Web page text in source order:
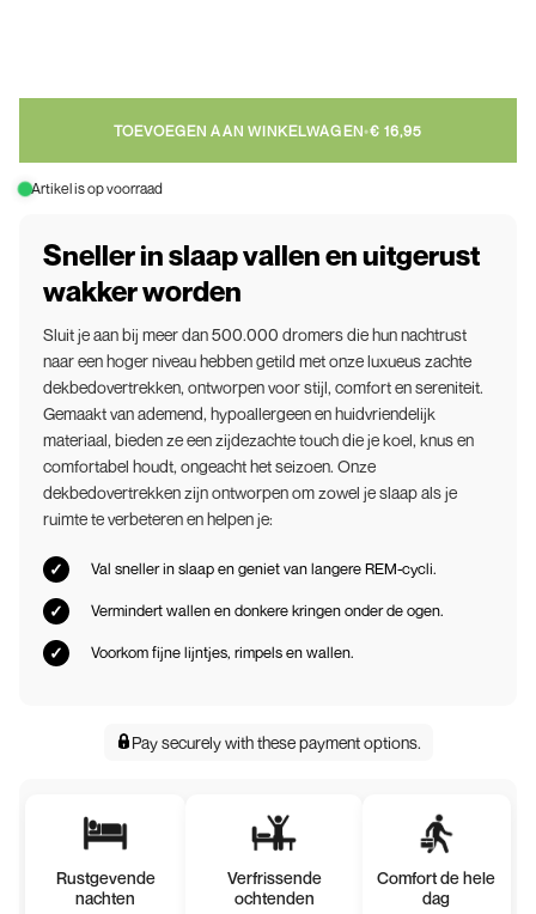
TOEVOEGEN AAN WINKELWAGEN•€ 16,95
Artikel is op voorraad
Sneller in slaap vallen en uitgerust
wakker worden
Sluit je aan bij meer dan 500.000 dromers die hun nachtrust
naar een hoger niveau hebben getild met onze luxueus zachte
dekbedovertrekken, ontworpen voor stijl, comfort en sereniteit.
Gemaakt van ademend, hypoallergeen en huidvriendelijk
materiaal, bieden ze een zijdezachte touch die je koel, knus en
comfortabel houdt, ongeacht het seizoen. Onze
dekbedovertrekken zijn ontworpen om zowel je slaap als je
ruimte te verbeteren en helpen je:
Val sneller in slaap en geniet van langere REM-cycli.
Vermindert wallen en donkere kringen onder de ogen.
Voorkom fijne lijntjes, rimpels en wallen.
Pay securely withthese payment options.
Rustgevende
nachten
Verfrissende
ochtenden
Comfort de hele
dag